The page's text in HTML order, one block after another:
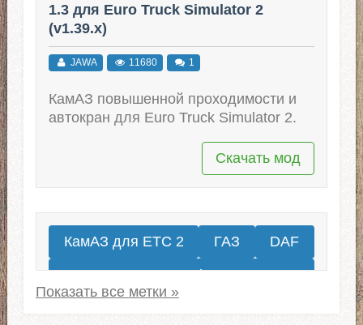
1.3 для Euro Truck Simulator 2
(v1.39.x)
JAWA 11680 1
КамАЗ повышенной проходимости и
автокран для Euro Truck Simulator 2.
Скачать мод
КамАЗ для ЕТС 2 ГАЗ DAF
Renault